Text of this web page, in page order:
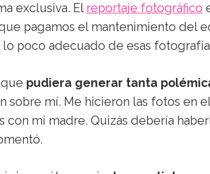
exclusiva. El reportaje fotográfico
pagamos el mantenimiento del
poco adecuado de esas
pudiera generar tanta
sobre mí. Me hicieron las fotos en
con mi madre. Quizás debería